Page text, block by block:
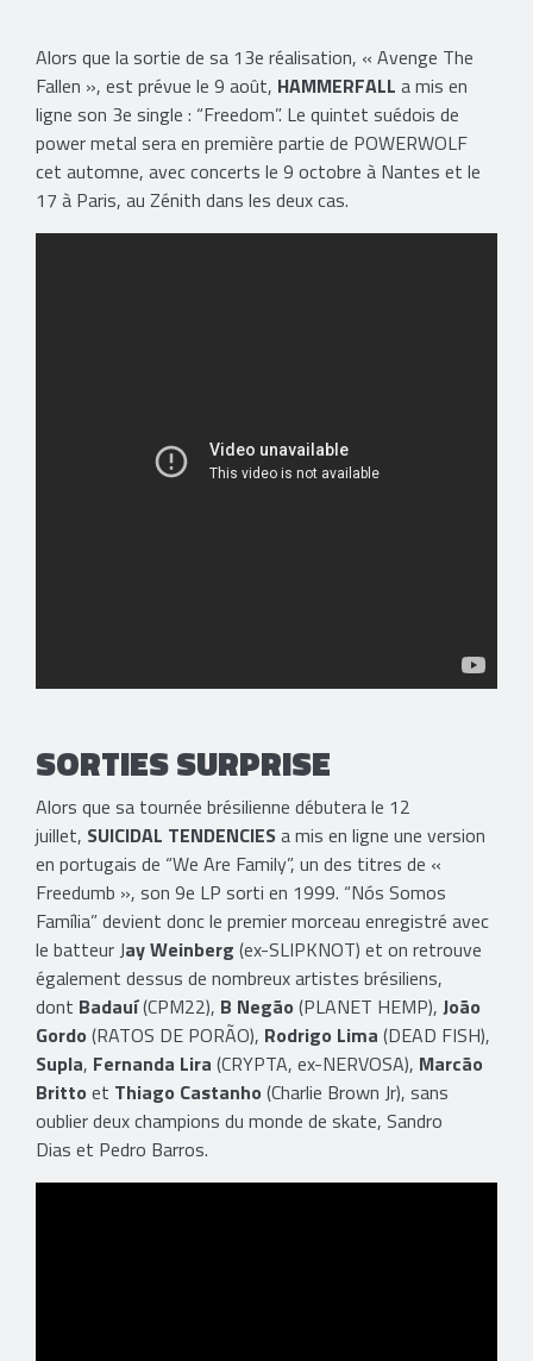
Alors que la sortie de sa 13e réalisation, « Avenge The
Fallen », est prévue le 9 août, HAMMERFALL a mis en
ligne son 3e single : “Freedom”. Le quintet suédois de
power metal sera en première partie de POWERWOLF
cet automne, avec concerts le 9 octobre à Nantes et le
17 à Paris, au Zénith dans les deux cas.
SORTIES SURPRISE
Alors que sa tournée brésilienne débutera le 12
juillet, SUICIDAL TENDENCIESa mis en ligne une version
en portugais de “We Are Family”, un des titres de «
Freedumb », son 9e LP sorti en 1999. “Nós Somos
Família” devient donc le premier morceau enregistré avec
le batteur Jay Weinberg (ex-SLIPKNOT) et on retrouve
également dessus de nombreux artistes brésiliens,
dont Badauí(CPM22), B Negão (PLANET HEMP), João
Gordo (RATOS DE PORÃO), Rodrigo Lima (DEAD FISH),
Supla, Fernanda Lira (CRYPTA, ex-NERVOSA), Marcão
Britto et Thiago Castanho (Charlie Brown Jr), sans
oublier deux champions du monde de skate, Sandro
Dias et Pedro Barros.